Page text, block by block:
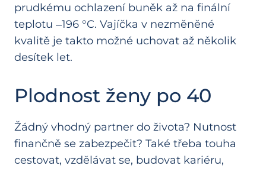
prudkému ochlazení buněk až na finální
teplotu ‒196 °C. Vajíčka v nezměněné
kvalitě je takto možné uchovat až několik
desítek let.
Plodnost ženy po 40
Žádný vhodný partner do života? Nutnost
finančně se zabezpečit? Také třeba touha
cestovat, vzdělávat se, budovat kariéru,